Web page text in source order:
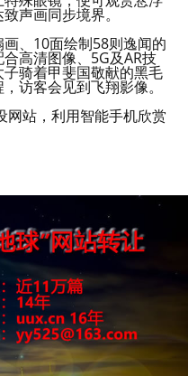
声画同步境界。
、10面绘制58则逸闻的
高清图像、5G及AR技
骑着甲斐国敬献的黑毛
访客会见到飞翔影像。
网站，利用智能手机欣赏